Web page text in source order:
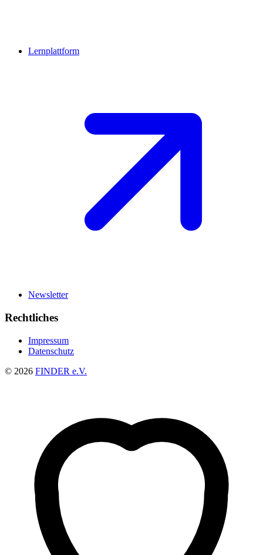
Lernplattform
Newsletter
Rechtliches
Impressum
Datenschutz
© 2026 FINDER e.V.